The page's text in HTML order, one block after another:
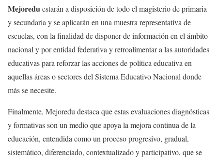
Mejoreduestarán a disposición de todo el magisterio de primaria
y secundaria y se aplicarán en una muestra representativa de
escuelas, con la finalidad de disponer de información en el ámbito
nacional y por entidad federativa y retroalimentar a las autoridades
educativas para reforzar las acciones de política educativa en
aquellas áreas o sectores del Sistema Educativo Nacional donde
más se necesite.
Finalmente, Mejoredu destaca que estas evaluaciones diagnósticas
y formativas son un medio que apoya la mejora continua de la
educación, entendida como un proceso progresivo, gradual,
sistemático, diferenciado, contextualizado y participativo, que se